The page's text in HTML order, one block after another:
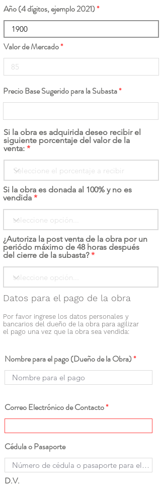
Año (4 dígitos, ejemplo 2021)
Valor de Mercado
Precio Base Sugerido para la Subasta
Si la obra es adquirida deseo recibir el
siguiente porcentaje del valor de la
venta:
Si la obra es donada al 100% y no es
vendida
¿Autoriza la post venta de la obra por un
periódo máximo de 48 horas después
del cierre de la subasta?
Datos para el pago de la obra
Por favor ingrese los datos personales y
bancarios del dueño de la obra para agilizar
el pago una vez que la obra sea vendida:
Nombre para el pago (Dueño de la Obra)
Correo Electrónico de Contacto
Cédula o Pasaporte
D.V.